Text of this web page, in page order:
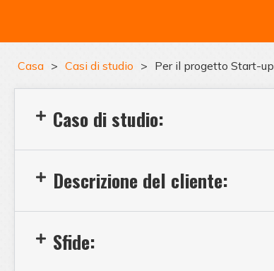
Casa > Casi di studio > Per il progetto Start-up
Caso di studio:
Descrizione del cliente:
Sfide: